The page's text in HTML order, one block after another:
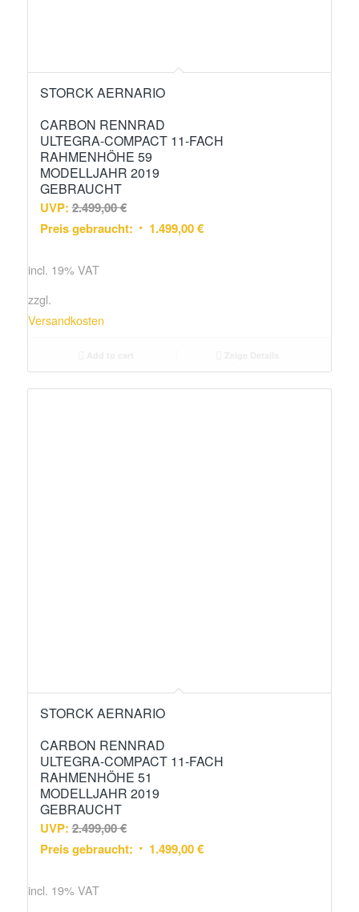
STORCK AERNARIO
CARBON RENNRAD
ULTEGRA-COMPACT 11-FACH
RAHMENHÖHE 59
MODELLJAHR 2019
GEBRAUCHT
UVP: 2.499,00€
Preis gebraucht:
1.499,00€
incl. 19% VAT
zzgl.
Versandkosten
STORCK AERNARIO
CARBON RENNRAD
ULTEGRA-COMPACT 11-FACH
RAHMENHÖHE 51
MODELLJAHR 2019
GEBRAUCHT
UVP: 2.499,00€
Preis gebraucht:
1.499,00€
incl. 19% VAT